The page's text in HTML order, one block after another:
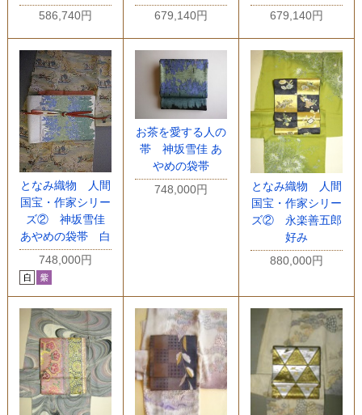
586,740円
679,140円
679,140円
となみ織物 人間
国宝・作家シリー
ズ② 神坂雪佳
あやめの袋帯 白
748,000円
お茶を愛する人の
帯 神坂雪佳 あ
やめの袋帯
748,000円
となみ織物 人間
国宝・作家シリー
ズ② 永楽善五郎
好み
880,000円